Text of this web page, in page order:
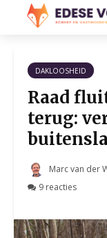
DAKLOOSHEID
Raad
terug:
Marc van der
9 reacties